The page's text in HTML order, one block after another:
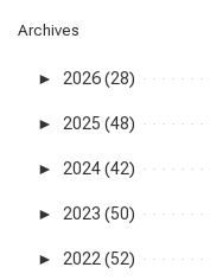
Archives
► 2026 (28)
► 2025 (48)
► 2024 (42)
► 2023 (50)
► 2022 (52)